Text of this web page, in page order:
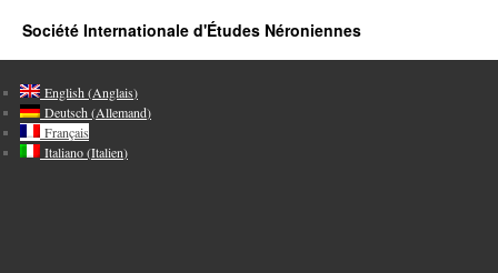
Société Internationale d'Études Néroniennes
English (Anglais)
Deutsch (Allemand)
Français
Italiano(Italien)